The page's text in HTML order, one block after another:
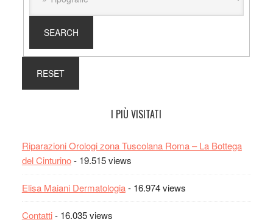
I PIÙ VISITATI
Riparazioni Orologi zona Tuscolana Roma – La Bottega
del Cinturino- 19.515 views
Elisa Maiani Dermatologia- 16.974 views
Contatti- 16.035 views